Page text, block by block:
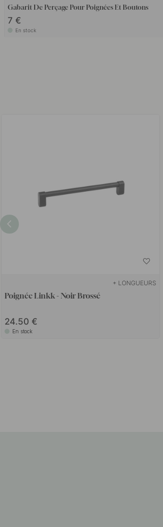
Gabarit De Perçage Pour Poignées Et Boutons
7 €
En stock
+ LONGUEURS
Poignée Linkk - Noir Brossé
24.50
En stock